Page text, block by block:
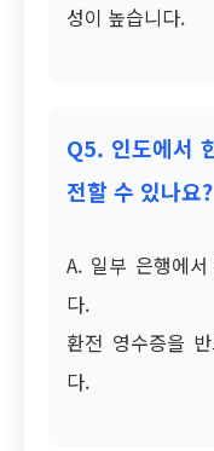
성이 높습니다.
Q5. 인도에서
전할 수 있나요?
A. 일부 은행에
다.
환전 영수증을
다.